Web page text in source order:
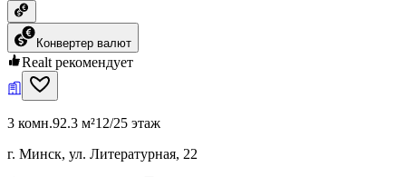
Конвертер валют
Realt рекомендует
3 комн.92.3 м²12/25 этаж
г. Минск, ул. Литературная, 22